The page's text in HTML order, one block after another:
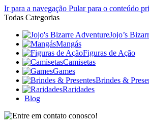
Ir para a navegação Pular para o conteúdo
Todas Categorias
Jojo’s
Mangás
Figuras de Ação
Camisetas
Games
Brindes &
Raridades
Blog